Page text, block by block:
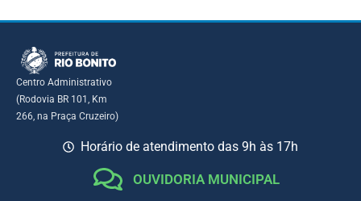
Centro Administrativo
(Rodovia BR 101, Km
266, na Praça Cruzeiro)
Horário de atendimento das 9h às 17h
OUVIDORIA MUNICIPAL